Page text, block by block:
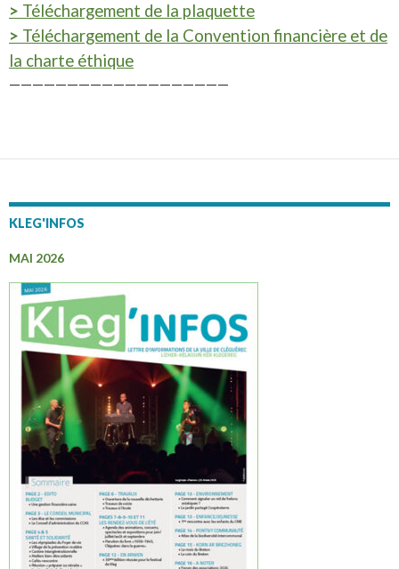
> Téléchargement de la plaquette
> Téléchargement de la Convention financière et de
la charte éthique
———————————————————
KLEG'INFOS
MAI 2026